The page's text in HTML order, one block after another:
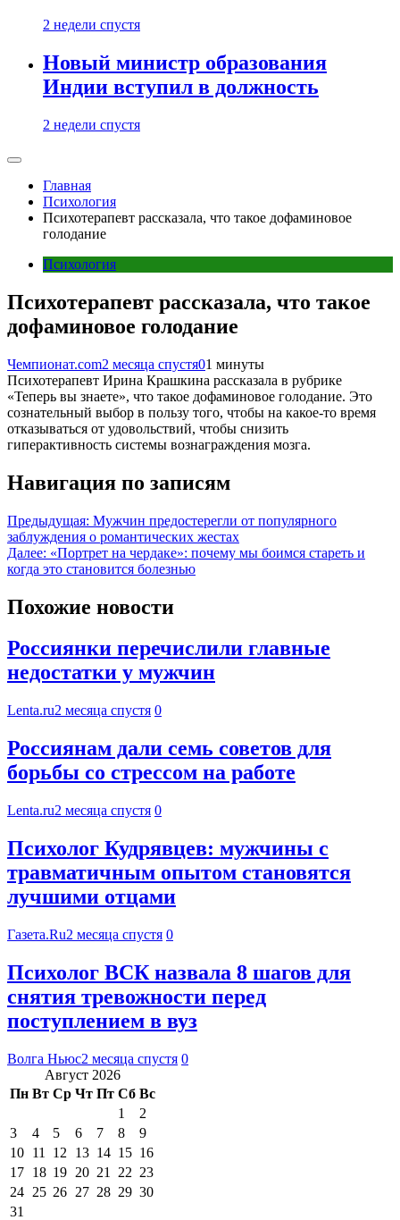
2 недели спустя
Новый министр образования
Индии вступил в должность
2 недели спустя
Главная
Психология
Психотерапевт рассказала, что такое дофаминовое
голодание
Психология
Психотерапевт рассказала, что такое
дофаминовое голодание
Чемпионат.com2 месяца спустя01 минуты
Психотерапевт Ирина Крашкина рассказала в рубрике
«Теперь вы знаете», что такое дофаминовое голодание. Это
сознательный выбор в пользу того, чтобы на какое-то время
отказываться от удовольствий, чтобы снизить
гиперактивность системы вознаграждения мозга.
Навигация по записям
Предыдущая: Мужчин предостерегли от популярного
заблуждения о романтических жестах
Далее: «Портрет на чердаке»: почему мы боимся стареть и
когда это становится болезнью
Похожие новости
Россиянки перечислили главные
недостатки у мужчин
Lenta.ru2 месяца спустя 0
Россиянам дали семь советов для
борьбы со стрессом на работе
Lenta.ru2 месяца спустя 0
Психолог Кудрявцев: мужчины с
травматичным опытом становятся
лучшими отцами
Газета.Ru2 месяца спустя 0
Психолог ВСК назвала 8 шагов для
снятия тревожности перед
поступлением в вуз
Волга Ньюс2 месяца спустя 0
Август 2026
Пн Вт Ср Чт Пт Сб Вс
1
2
3
4 5 6 7 8
9
10 11 12 13 14 15 16
17 18 19 20 21 22 23
24 25 26 27 28 29 30
31